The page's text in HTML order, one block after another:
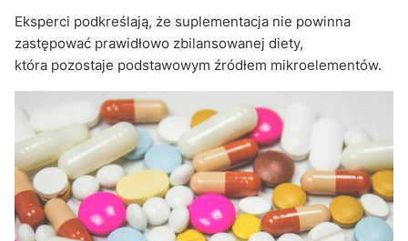
Eksperci podkreślają, że suplementacja nie powinna
zastępować prawidłowo zbilansowanej diety,
która pozostaje podstawowym źródłem mikroelementów.